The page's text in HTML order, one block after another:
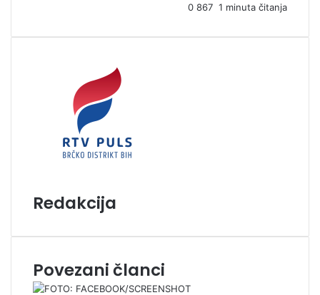
m
i
0 867 1 minuta čitanja
Redakcija
Povezani članci